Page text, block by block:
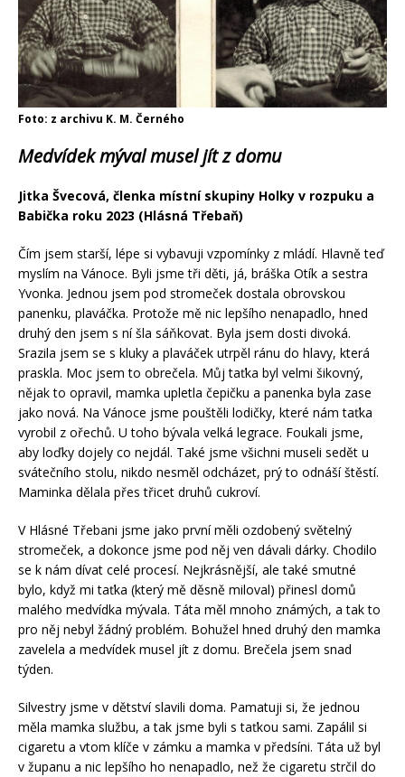
Foto: z archivu K. M. Černého
Medvídek mýval musel jít z domu
Jitka Švecová, členka místní skupiny Holky v rozpuku a
Babička roku 2023 (Hlásná Třebaň)
Čím jsem starší, lépe si vybavuji vzpomínky z mládí. Hlavně teď
myslím na Vánoce. Byli jsme tři děti, já, bráška Otík a sestra
Yvonka. Jednou jsem pod stromeček dostala obrovskou
panenku, plaváčka. Protože mě nic lepšího nenapadlo, hned
druhý den jsem s ní šla sáňkovat. Byla jsem dosti divoká.
Srazila jsem se s kluky a plaváček utrpěl ránu do hlavy, která
praskla. Moc jsem to obrečela. Můj taťka byl velmi šikovný,
nějak to opravil, mamka upletla čepičku a panenka byla zase
jako nová. Na Vánoce jsme pouštěli lodičky, které nám taťka
vyrobil z ořechů. U toho bývala velká legrace. Foukali jsme,
aby loďky dojely co nejdál. Také jsme všichni museli sedět u
svátečního stolu, nikdo nesměl odcházet, prý to odnáší štěstí.
Maminka dělala přes třicet druhů cukroví.
V Hlásné Třebani jsme jako první měli ozdobený světelný
stromeček, a dokonce jsme pod něj ven dávali dárky. Chodilo
se k nám dívat celé procesí. Nejkrásnější, ale také smutné
bylo, když mi taťka (který mě děsně miloval) přinesl domů
malého medvídka mývala. Táta měl mnoho známých, a tak to
pro něj nebyl žádný problém. Bohužel hned druhý den mamka
zavelela a medvídek musel jít z domu. Brečela jsem snad
týden.
Silvestry jsme v dětství slavili doma. Pamatuji si, že jednou
měla mamka službu, a tak jsme byli s taťkou sami. Zapálil si
cigaretu a vtom klíče v zámku a mamka v předsíni. Táta už byl
v županu a nic lepšího ho nenapadlo, než že cigaretu strčil do